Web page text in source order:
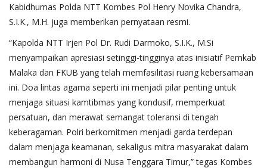
Kabidhumas Polda NTT Kombes Pol Henry Novika Chandra,
S.I.K., M.H. juga memberikan pernyataan resmi.
“Kapolda NTT Irjen Pol Dr. Rudi Darmoko, S.I.K., M.Si
menyampaikan apresiasi setinggi-tingginya atas inisiatif Pemkab
Malaka dan FKUB yang telah memfasilitasi ruang kebersamaan
ini. Doa lintas agama seperti ini menjadi pilar penting untuk
menjaga situasi kamtibmas yang kondusif, memperkuat
persatuan, dan merawat semangat toleransi di tengah
keberagaman. Polri berkomitmen menjadi garda terdepan
dalam menjaga keamanan, sekaligus mitra masyarakat dalam
membangun harmoni di Nusa Tenggara Timur,” tegas Kombes